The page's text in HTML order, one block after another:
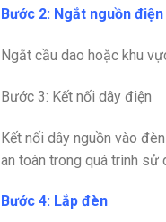
Bước 2: Ngắt nguồn điện
Ngắt cầu dao hoặc khu
Bước 3: Kết nối dây điện
Kết nối dây nguồn vào
an toàn trong quá trình sử
Bước 4: Lắp đèn